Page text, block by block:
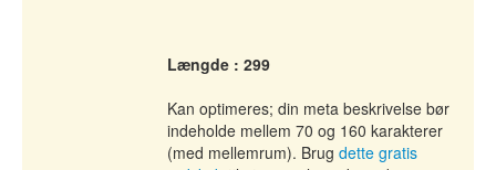
Længde : 299
Kan optimeres; din meta beskrivelse bør
indeholde mellem 70 og 160 karakterer
(med mellemrum). Brug dette gratis